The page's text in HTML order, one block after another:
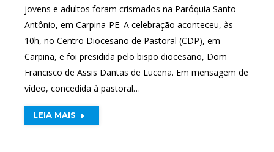
jovens e adultos foram crismados na Paróquia Santo
Antônio, em Carpina-PE. A celebração aconteceu, às
10h, no Centro Diocesano de Pastoral (CDP), em
Carpina, e foi presidida pelo bispo diocesano, Dom
Francisco de Assis Dantas de Lucena. Em mensagem de
vídeo, concedida à pastoral…
LEIA MAIS